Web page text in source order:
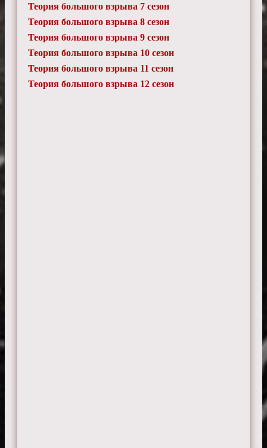
Теория большого взрыва 7 сезон
Теория большого взрыва 8 сезон
Теория большого взрыва 9 сезон
Теория большого взрыва 10 сезон
Теория большого взрыва 11 сезон
Теория большого взрыва 12 сезон